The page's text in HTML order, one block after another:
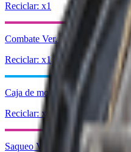
Reciclar: x1
Combate Ver. 3 (Flanqueo)
Reciclar: x1
Caja de modulación de frecuencia
Reciclar: x1
Saqueo Ver. 3 (Cauteloso)